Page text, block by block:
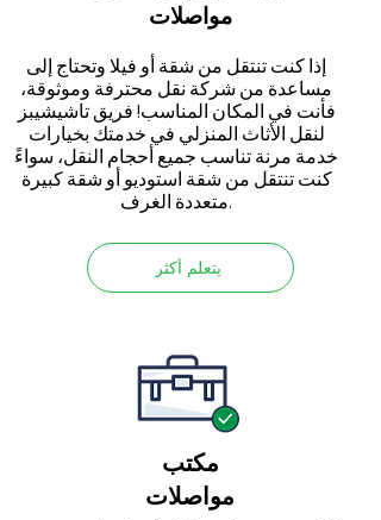
مواصلات
إذا كنت تنتقل من شقة أو فيلا وتحتاج إلى
مساعدة من شركة نقل محترفة وموثوقة،
فأنت في المكان المناسب! فريق تاشيشيبز
لنقل الأثاث المنزلي في خدمتك بخيارات
خدمة مرنة تناسب جميع أحجام النقل، سواءً
كنت تنتقل من شقة استوديو أو شقة كبيرة
متعددة الغرف.
يتعلم أكثر
مكتب
مواصلات